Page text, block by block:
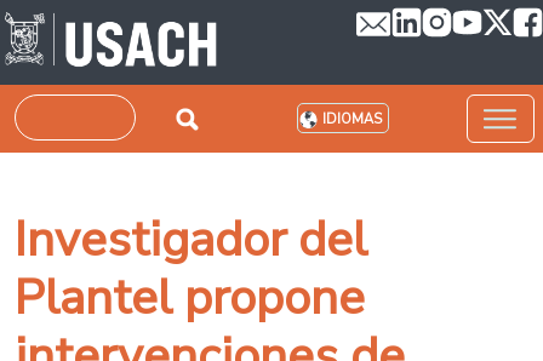
Pasar al contenido principal
Buscar IDIOMAS
Investigador del
Plantel propone